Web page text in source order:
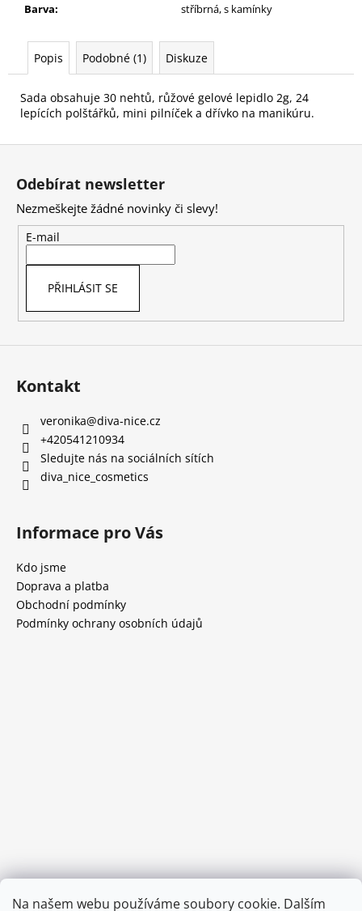
Na našem webu používáme soubory cookie. Dalším
Barva: stříbrná, s kamínky
Popis Podobné (1) Diskuze
Sada obsahuje 30 nehtů, růžové gelové lepidlo 2g, 24
lepících polštářků, mini pilníček a dřívko na manikúru.
JAPONSKÉHO
OVÁLNÝ
Kč
Z
Odebírat newsletter
Nezmeškejte žádné novinky či slevy!
E-mail
PŘIHLÁSIT SE
Kontakt
veronika@diva-nice.cz
+420541210934
Sledujte nás na sociálních sítích
diva_nice_cosmetics
Informace pro Vás
Kdo jsme
Doprava a platba
Obchodní podmínky
Podmínky ochrany osobních údajů
Provozní doba: